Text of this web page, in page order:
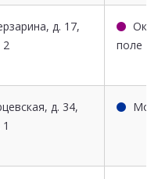
д. 17,
2
поле
д. 34,